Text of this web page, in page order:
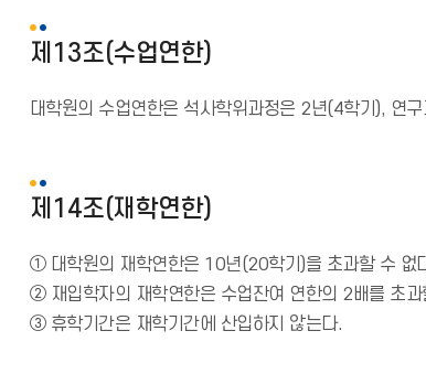
제13조(수업연한)
대학원의 수업연한은 석사학위과정은 2년(4학기),
제14조(재학연한)
① 대학원의 재학연한은 10년(20학기)을 초과할 수 없
② 재입학자의 재학연한은 수업잔여 연한의 2배를 초과
③ 휴학기간은 재학기간에 산입하지 않는다.